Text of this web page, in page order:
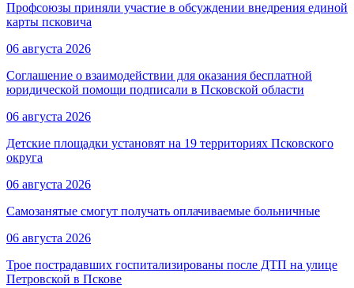
Профсоюзы приняли участие в обсуждении внедрения единой
карты псковича
06 августа 2026
Соглашение о взаимодействии для оказания бесплатной
юридической помощи подписали в Псковской области
06 августа 2026
Детские площадки установят на 19 территориях Псковского
округа
06 августа 2026
Самозанятые смогут получать оплачиваемые больничные
06 августа 2026
Трое пострадавших госпитализированы после ДТП на улице
Петровской в Пскове